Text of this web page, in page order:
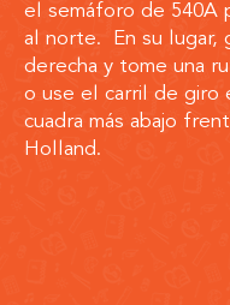
el semáforo de 540A
al norte. En su lugar,
derecha y tome una
o use el carril de giro
cuadra más abajo
Holland.